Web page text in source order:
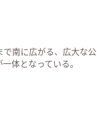
南に広がる、広大な公
体となっている。